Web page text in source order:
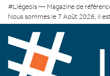
#Liégeois — Magazine de
Nous sommes le 7 Août 2026, il